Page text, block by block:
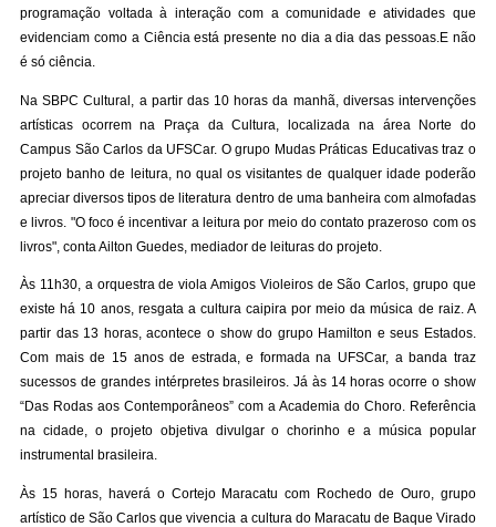
programação voltada à interação com a comunidade e atividades que
evidenciam como a Ciência está presente no dia a dia das pessoas.E não
é só ciência.
Na SBPC Cultural, a partir das 10 horas da manhã, diversas intervenções
artísticas ocorrem na Praça da Cultura, localizada na área Norte do
Campus São Carlos da UFSCar. O grupo Mudas Práticas Educativas traz o
projeto banho de leitura, no qual os visitantes de qualquer idade poderão
apreciar diversos tipos de literatura dentro de uma banheira com almofadas
e livros. "O foco é incentivar a leitura por meio do contato prazeroso com os
livros", conta Ailton Guedes, mediador de leituras do projeto.
Às 11h30, a orquestra de viola Amigos Violeiros de São Carlos, grupo que
existe há 10 anos, resgata a cultura caipira por meio da música de raiz. A
partir das 13 horas, acontece o show do grupo Hamilton e seus Estados.
Com mais de 15 anos de estrada, e formada na UFSCar, a banda traz
sucessos de grandes intérpretes brasileiros. Já às 14 horas ocorre o show
“Das Rodas aos Contemporâneos” com a Academia do Choro. Referência
na cidade, o projeto objetiva divulgar o chorinho e a música popular
instrumental brasileira.
Às 15 horas, haverá o Cortejo Maracatu com Rochedo de Ouro, grupo
artístico de São Carlos que vivencia a cultura do Maracatu de Baque Virado